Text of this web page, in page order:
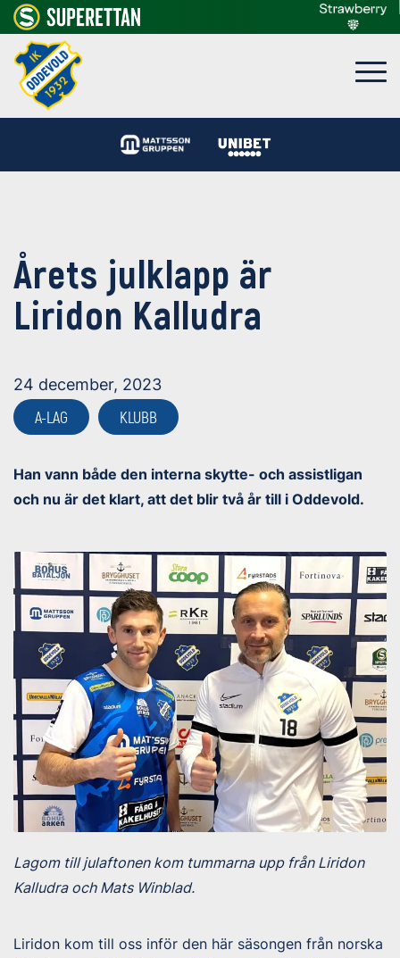
Årets julklapp är
Liridon Kalludra
24 december, 2023
A-LAG KLUBB
Han vann både den interna skytte- och assistligan
och nu är det klart, att det blir två år till i Oddevold.
Lagom till julaftonen kom tummarna upp från Liridon
Kalludra och Mats Winblad.
Liridon kom till oss inför den här säsongen från norska